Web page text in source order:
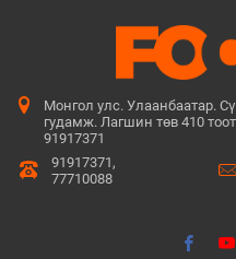
Монгол улс. Улаанбаатар.
гудамж. Лагшин төв 410
91917371
91917371,
77710088